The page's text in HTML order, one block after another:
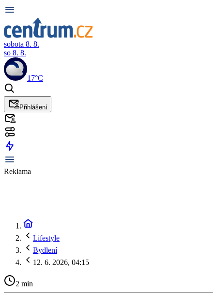
sobota 8. 8.
so 8. 8.
17°C
Přihlášení
Reklama
Lifestyle
Bydlení
12. 6. 2026, 04:15
2 min